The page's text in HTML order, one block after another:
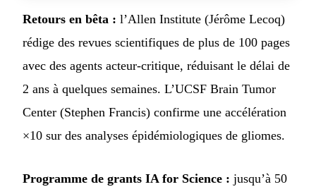
Retours en bêta : l’Allen Institute (Jérôme Lecoq)
rédige des revues scientifiques de plus de 100 pages
avec des agents acteur-critique, réduisant le délai de
2 ans à quelques semaines. L’UCSF Brain Tumor
Center (Stephen Francis) confirme une accélération
×10 sur des analyses épidémiologiques de gliomes.
Programme de grants IA for Science : jusqu’à 50